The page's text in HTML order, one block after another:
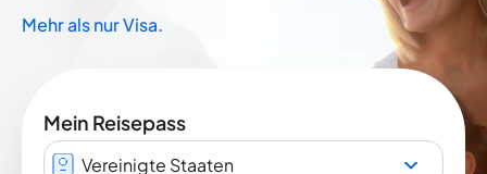
Mehr als nur Visa.
Mein Reisepass
Vereinigte Staaten